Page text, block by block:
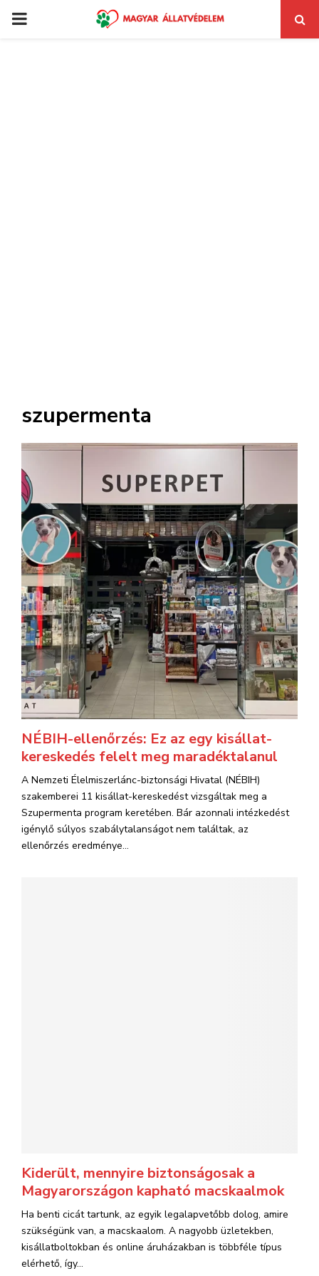
PRIMARY
szupermenta
NÉBIH-ellenőrzés: Ez az egy kisállat-
kereskedés felelt meg maradéktalanul
A Nemzeti Élelmiszerlánc-biztonsági Hivatal (NÉBIH)
szakemberei 11 kisállat-kereskedést vizsgáltak meg a
Szupermenta program keretében. Bár azonnali intézkedést
igénylő súlyos szabálytalanságot nem találtak, az
ellenőrzés eredménye...
Kiderült, mennyire biztonságosak a
Magyarországon kapható macskaalmok
Ha benti cicát tartunk, az egyik legalapvetőbb dolog, amire
szükségünk van, a macskaalom. A nagyobb üzletekben,
kisállatboltokban és online áruházakban is többféle típus
elérhető, így...